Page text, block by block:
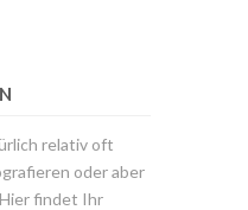
relativ oft
oder aber
findet Ihr